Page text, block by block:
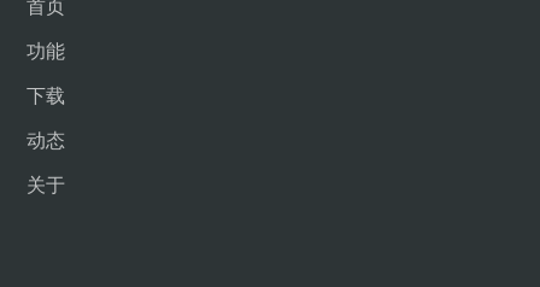
首页
功能
下载
动态
关于